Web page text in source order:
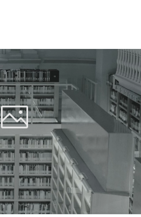
Time Picture